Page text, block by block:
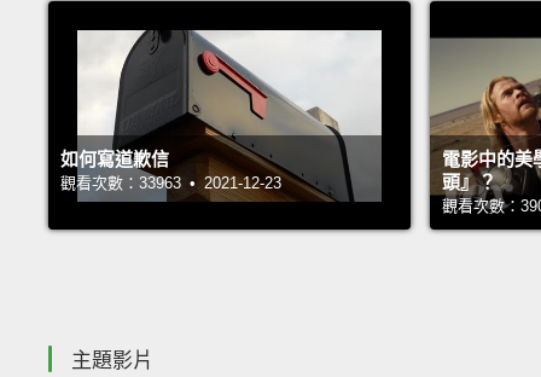
如何寫道歉信
觀看次數：33963 • 2021-12-23
電影中的美
頭』？
觀看次數：
主題影片